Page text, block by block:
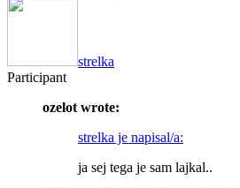
strelka
Participant
ozelot wrote:
strelka je napisal/a:
ja sej tega je sam lajkal..